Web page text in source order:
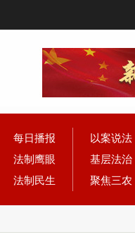
每日播报 以案说法
法制鹰眼 基层法治
法制民生 聚焦三农